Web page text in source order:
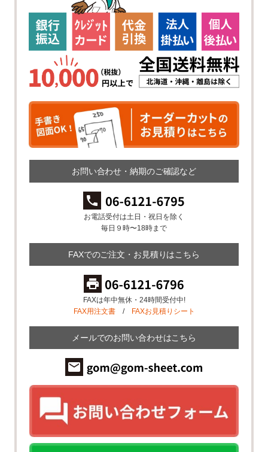
お問い合わせ・納期のご確認など
お電話受付は土日・祝日を除く
毎日９時〜18時まで
FAXでのご注文・お見積りはこちら
FAXは年中無休・24時間受付中!
FAX用注文書/ FAXお見積りシート
メールでのお問い合わせはこちら